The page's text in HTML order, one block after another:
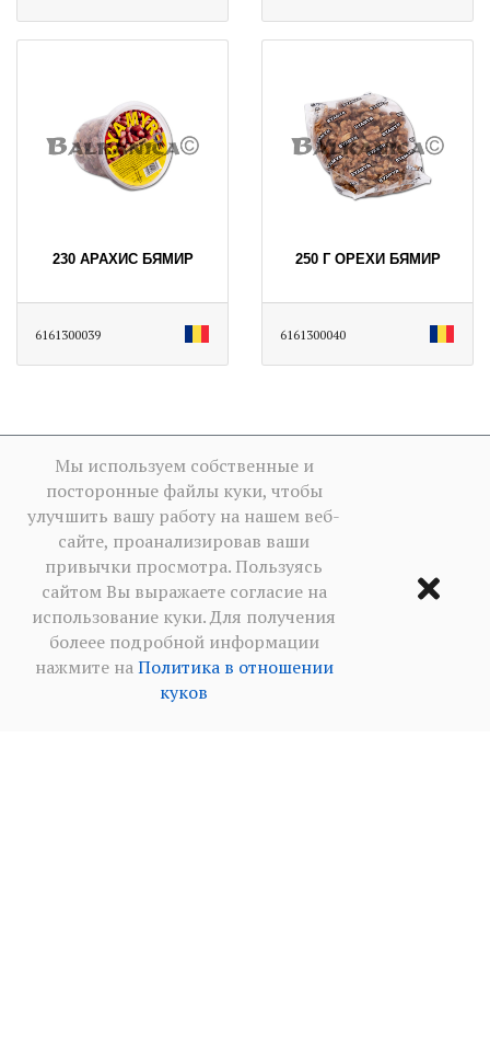
230 АРАХИС БЯМИР
6161300039
250 Г ОРЕХИ БЯМИР
6161300040
Мы используем собственные и
посторонные файлы куки, чтобы
улучшить вашу работу на нашем веб-
сайте, проанализировав ваши
привычки просмотра. Пользуясь
сайтом Вы выражаете согласие на
использование куки. Для получения
болеее подробной информации
нажмите наПолитика в отношении
куков